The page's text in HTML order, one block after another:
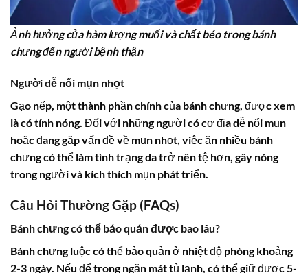
Ảnh hưởng của hàm lượng muối và chất béo trong bánh
chưng đến người bệnh thận
Người dễ nổi mụn nhọt
Gạo nếp, một thành phần chính của bánh chưng, được xem
là có tính nóng. Đối với những người có cơ địa dễ nổi mụn
hoặc đang gặp vấn đề về mụn nhọt, việc ăn nhiều bánh
chưng có thể làm tình trạng da trở nên tệ hơn, gây nóng
trong người và kích thích mụn phát triển.
Câu Hỏi Thường Gặp (FAQs)
Bánh chưng có thể bảo quản được bao lâu?
Bánh chưng luộc có thể bảo quản ở nhiệt độ phòng khoảng
2-3 ngày. Nếu để trong ngăn mát tủ lạnh, có thể giữ được 5-